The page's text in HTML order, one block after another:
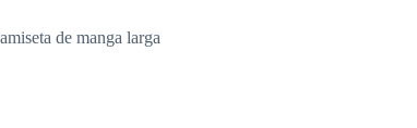
de manga larga